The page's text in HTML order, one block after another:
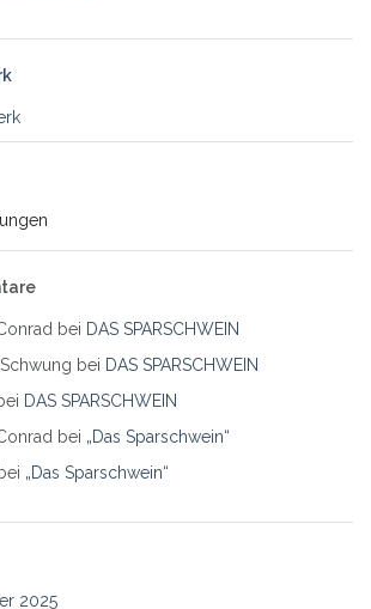
bei DAS SPARSCHWEIN
bei DAS SPARSCHWEIN
DAS SPARSCHWEIN
bei „Das Sparschwein“
bei „Das Sparschwein“
2025